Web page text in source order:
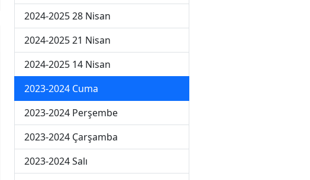
2024-2025 28 Nisan
2024-2025 21 Nisan
2024-2025 14 Nisan
2023-2024 Cuma
2023-2024 Perşembe
2023-2024 Çarşamba
2023-2024 Salı